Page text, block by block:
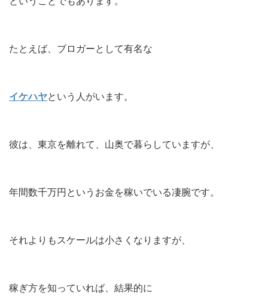
たとえば、ブロガーとして有名な
イケハヤという人がいます。
彼は、東京を離れて、山奥で暮らしていますが、
年間数千万円というお金を稼いでいる凄腕です。
それよりもスケールは小さくなりますが、
稼ぎ方を知っていれば、結果的に